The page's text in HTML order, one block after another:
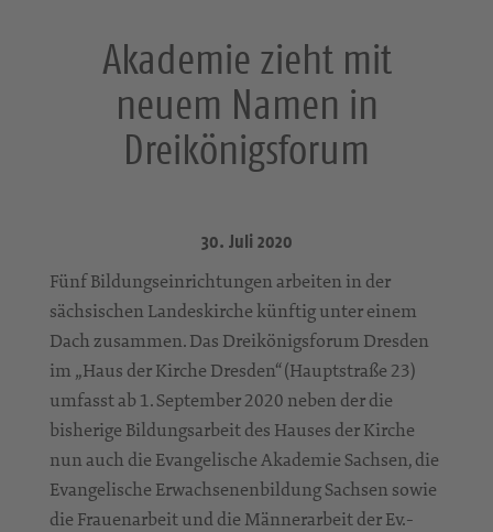
Akademie zieht mit
neuem Namen in
Dreikönigsforum
30. Juli 2020
Fünf Bildungseinrichtungen arbeiten in der
sächsischen Landeskirche künftig unter einem
Dach zusammen. Das Dreikönigsforum Dresden
im „Haus der Kirche Dresden“ (Hauptstraße 23)
umfasst ab 1. September 2020 neben der die
bisherige Bildungsarbeit des Hauses der Kirche
nun auch die Evangelische Akademie Sachsen, die
Evangelische Erwachsenenbildung Sachsen sowie
die Frauenarbeit und die Männerarbeit der Ev.-